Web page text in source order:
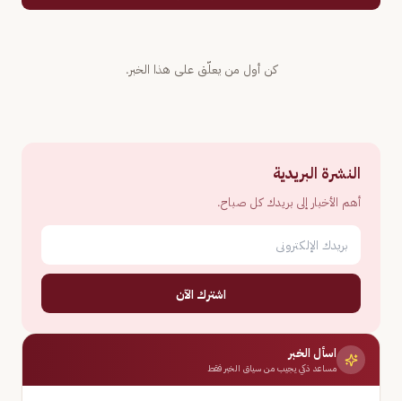
كن أول من يعلّق على هذا الخبر.
النشرة البريدية
أهم الأخبار إلى بريدك كل صباح.
اشترك الآن
اسأل الخبر
مساعد ذكي يجيب من سياق الخبر فقط